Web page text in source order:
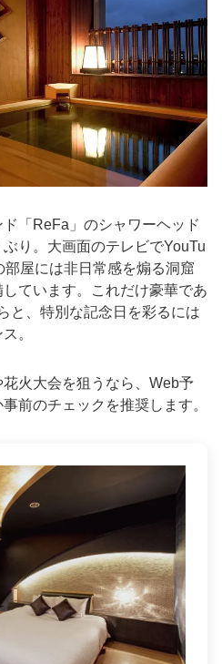
「ReFa」のシャワーヘッド
り。大画面のテレビでYouTu
屋には非日常感を煽る洞窟
ています。これだけ豪華であ
と、特別な記念日を彩るには
。
火大会を狙うなら、Web予
前のチェックを推奨します。